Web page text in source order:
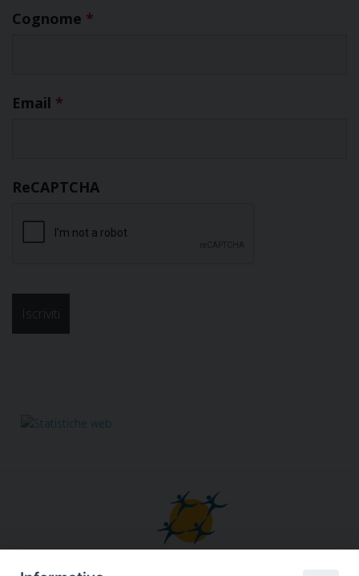
Cognome *
Email *
ReCAPTCHA